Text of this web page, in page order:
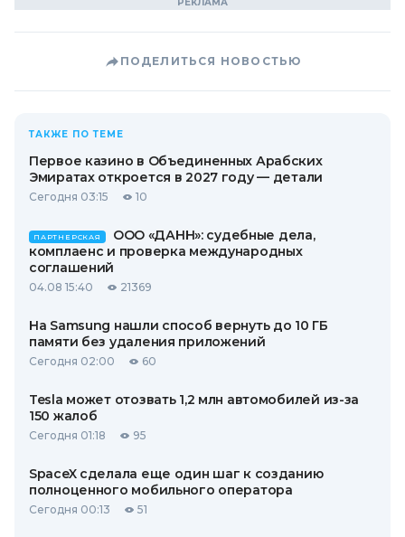
ПОДЕЛИТЬСЯ НОВОСТЬЮ
ТАКЖЕ ПО ТЕМЕ
Первое казино в Объединенных Арабских
Эмиратах откроется в 2027 году — детали
Сегодня 03:15 10
ПАРТНЕРСКАЯ
ООО «ДАНН»: судебные дела,
комплаенс и проверка международных
соглашений
04.08 15:40 21369
На Samsung нашли способ вернуть до 10 ГБ
памяти без удаления приложений
Сегодня 02:00 60
Tesla может отозвать 1,2 млн автомобилей из-за
150 жалоб
Сегодня 01:18 95
SpaceX сделала еще один шаг к созданию
полноценного мобильного оператора
Сегодня 00:13 51